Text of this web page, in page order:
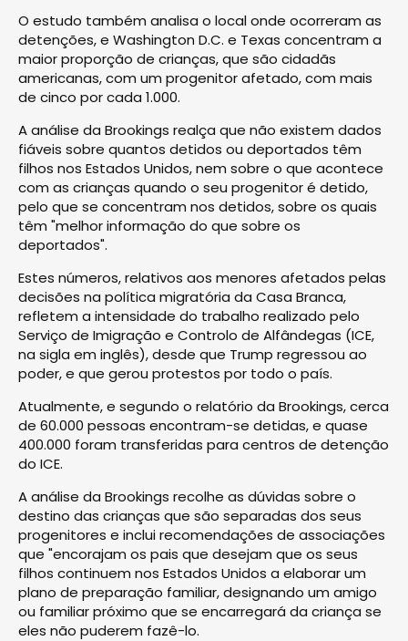
O estudo também analisa o local onde ocorreram as
detenções, e Washington D.C. e Texas concentram a
maior proporção de crianças, que são cidadãs
americanas, com um progenitor afetado, com mais
de cinco por cada 1.000.
A análise da Brookings realça que não existem dados
fiáveis sobre quantos detidos ou deportados têm
filhos nos Estados Unidos, nem sobre o que acontece
com as crianças quando o seu progenitor é detido,
pelo que se concentram nos detidos, sobre os quais
têm "melhor informação do que sobre os
deportados".
Estes números, relativos aos menores afetados pelas
decisões na política migratória da Casa Branca,
refletem a intensidade do trabalho realizado pelo
Serviço de Imigração e Controlo de Alfândegas (ICE,
na sigla em inglês), desde que Trump regressou ao
poder, e que gerou protestos por todo o país.
Atualmente, e segundo o relatório da Brookings, cerca
de 60.000 pessoas encontram-se detidas, e quase
400.000 foram transferidas para centros de detenção
do ICE.
A análise da Brookings recolhe as dúvidas sobre o
destino das crianças que são separadas dos seus
progenitores e inclui recomendações de associações
que "encorajam os pais que desejam que os seus
filhos continuem nos Estados Unidos a elaborar um
plano de preparação familiar, designando um amigo
ou familiar próximo que se encarregará da criança se
eles não puderem fazê-lo.